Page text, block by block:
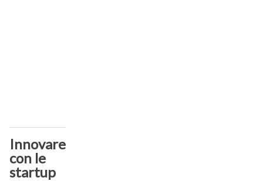
Innovare
con le
startup